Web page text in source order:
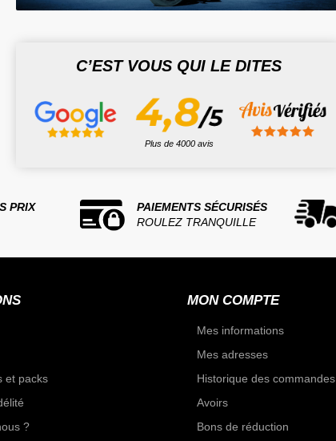
C’EST VOUS QUI LE DITES
Plus de 4000 avis
PRIX
PAIEMENTS SÉCURISÉS
ROULEZ TRANQUILLE
et packs
?
MON COMPTE
Mes informations
Mes adresses
Historique des commandes
Avoirs
Bons de réduction